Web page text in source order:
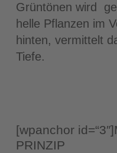
Grüntönen wird
helle Pflanzen im
hinten, vermittelt
Tiefe.
[wpanchor
PRINZIP